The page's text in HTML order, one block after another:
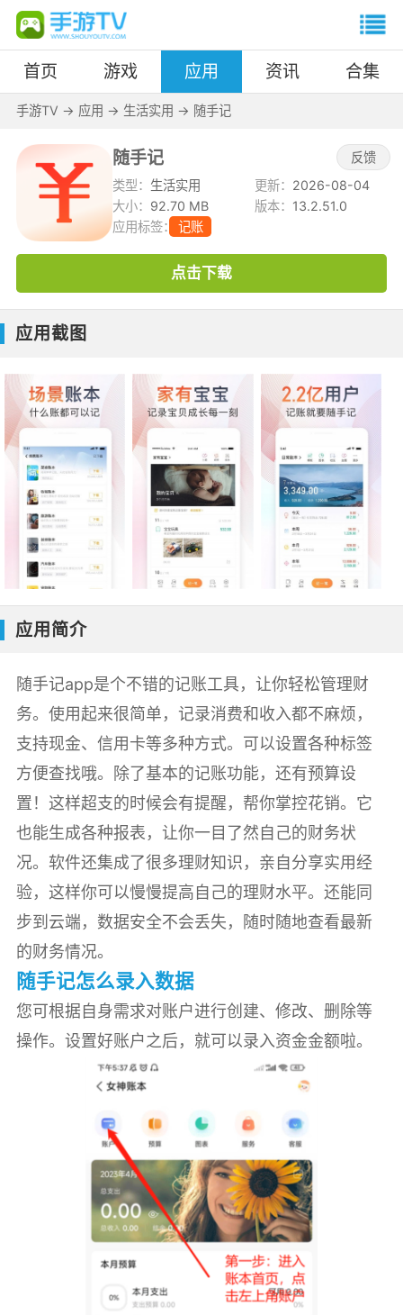
首页 游戏 应用 资讯 合集
手游TV -> 应用 -> 生活实用 -> 随手记
随手记
反馈
类型： 生活实用 更新： 2026-08-04
大小： 92.70 MB 版本： 13.2.51.0
应用标签：
记账
点击下载
应用截图
应用简介
随手记app是个不错的记账工具，让你轻松管理财
务。使用起来很简单，记录消费和收入都不麻烦，
支持现金、信用卡等多种方式。可以设置各种标签
方便查找哦。除了基本的记账功能，还有预算设
置！这样超支的时候会有提醒，帮你掌控花销。它
也能生成各种报表，让你一目了然自己的财务状
况。软件还集成了很多理财知识，亲自分享实用经
验，这样你可以慢慢提高自己的理财水平。还能同
步到云端，数据安全不会丢失，随时随地查看最新
的财务情况。
随手记怎么录入数据
您可根据自身需求对账户进行创建、修改、删除等
操作。设置好账户之后，就可以录入资金金额啦。